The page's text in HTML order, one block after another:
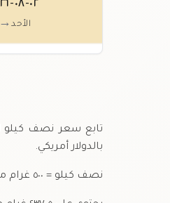
٠٢-٠٨-٢٠٢٦
الأحد→
بالدولار أمريكي.
نصف كيلو = ٥٠٠ غرام من ذهب عيار ٢١